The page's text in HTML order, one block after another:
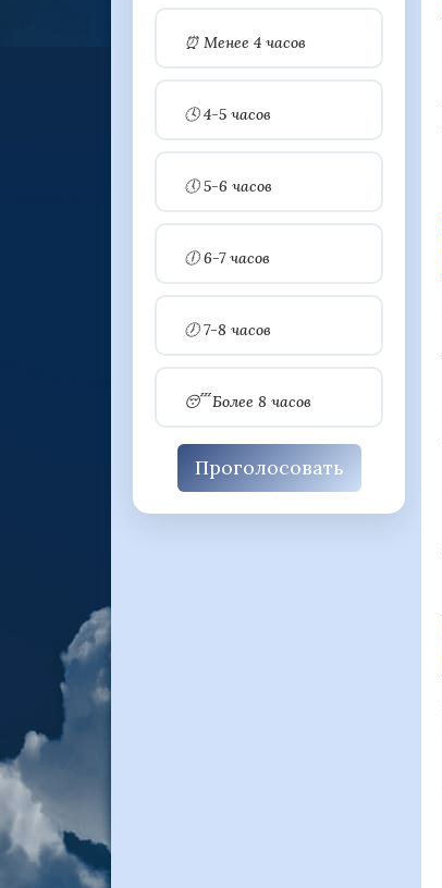
⏰ Менее 4 часов
🕓 4-5 часов
🕔 5-6 часов
🕕 6-7 часов
🕖 7-8 часов
😴 Более 8 часов
Проголосовать